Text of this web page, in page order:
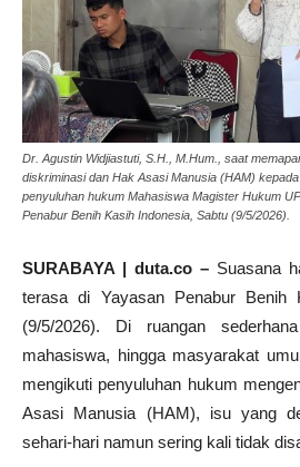
Dr. Agustin Widjiastuti, S.H., M.Hum., saat
diskriminasi dan Hak Asasi Manusia (HAM)
penyuluhan hukum Mahasiswa Magister Hukum
Penabur Benih Kasih Indonesia, Sabtu (9/5/2026).
SURABAYA | duta.co – Suasana
terasa di Yayasan Penabur Benih
(9/5/2026). Di ruangan
mahasiswa, hingga masyarakat
mengikuti penyuluhan hukum
Asasi Manusia (HAM), isu yang
sehari-hari namun sering kali tidak